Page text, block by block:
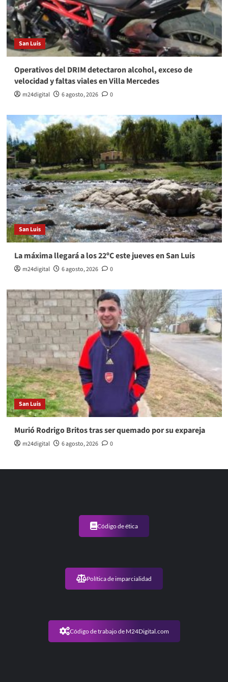
San Luis
Operativos del DRIM detectaron alcohol, exceso de
velocidad y faltas viales en Villa Mercedes
m24digital 6 agosto, 2026 0
San Luis
La máxima llegará a los 22ºC este jueves en San Luis
m24digital 6 agosto, 2026 0
San Luis
Murió Rodrigo Britos tras ser quemado por su expareja
m24digital 6 agosto, 2026 0
Código de ética
Política de imparcialidad
Código de trabajo de M24Digital.com